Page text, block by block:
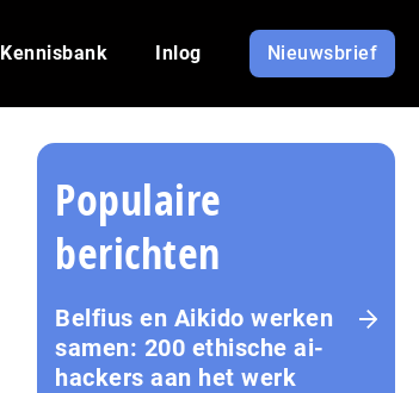
Kennisbank Inlog Nieuwsbrief
Populaire
berichten
Belfius en Aikido werken
samen: 200 ethische ai-
hackers aan het werk